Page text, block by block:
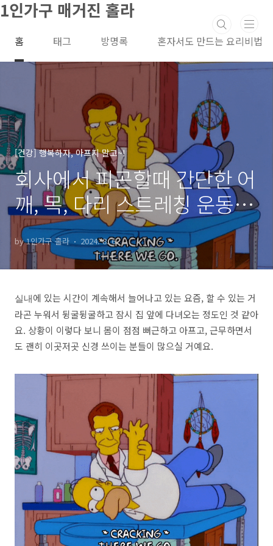
본문 바로가기
1인가구 매거진 홀라
홈 태그 방명록 혼자서도 만드는 요리비법
[건강] 행복하자, 아프지 말고~!
회사에서 피곤할때 간단한 어
깨, 목, 다리 스트레칭 운동 방
법
by 1인가구 홀라 2024. 8. 6.
실내에 있는 시간이 계속해서 늘어나고 있는 요즘, 할 수 있는 거
라곤 누워서 뒹굴뒹굴하고 잠시 집 앞에 다녀오는 정도인 것 같아
요. 상황이 이렇다 보니 몸이 점점 뻐근하고 아프고, 근무하면서
도 괜히 이곳저곳 신경 쓰이는 분들이 많으실 거예요.